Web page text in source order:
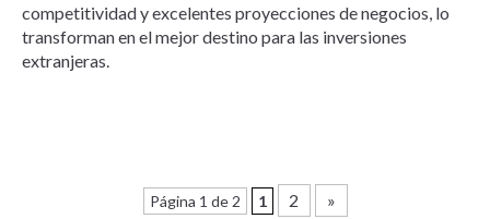
competitividad y excelentes proyecciones de negocios, lo
transforman en el mejor destino para las inversiones
extranjeras.
Página 1 de 2 1 2 »